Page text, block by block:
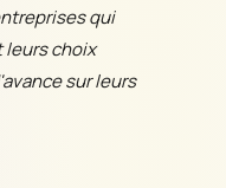
qui
choix
sur leurs